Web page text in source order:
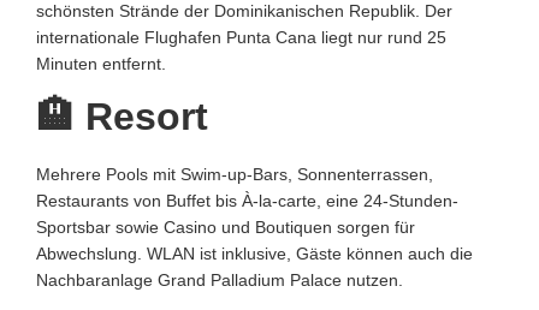
schönsten Strände der Dominikanischen Republik. Der
internationale Flughafen Punta Cana liegt nur rund 25
Minuten entfernt.
🏨 Resort
Mehrere Pools mit Swim-up-Bars, Sonnenterrassen,
Restaurants von Buffet bis À-la-carte, eine 24-Stunden-
Sportsbar sowie Casino und Boutiquen sorgen für
Abwechslung. WLAN ist inklusive, Gäste können auch die
Nachbaranlage Grand Palladium Palace nutzen.